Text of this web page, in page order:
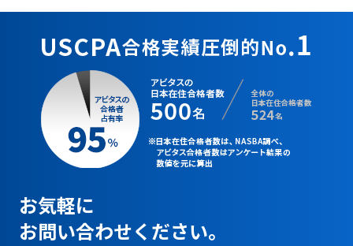
お気軽に
お問い合わせください。